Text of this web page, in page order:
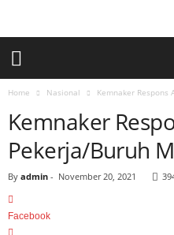
n
Home Nasional Kemnaker Respons
Kemnaker
Pekerja/Buruh
By admin - November 20, 2021
Facebook